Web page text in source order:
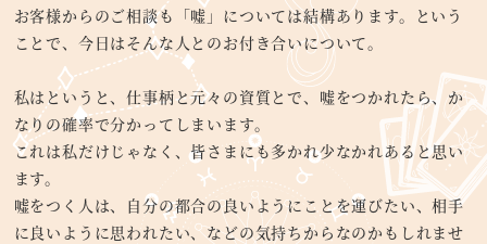
お客様からのご相談も「嘘」については結構あります。という
ことで、今日はそんな人とのお付き合いについて。
私はというと、仕事柄と元々の資質とで、嘘をつかれたら、か
なりの確率で分かってしまいます。
これは私だけじゃなく、皆さまにも多かれ少なかれあると思い
ます。
嘘をつく人は、自分の都合の良いようにことを運びたい、相手
に良いように思われたい、などの気持ちからなのかもしれませ